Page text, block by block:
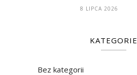
8 LIPCA 2026
KATEGORIE
Bez kategorii